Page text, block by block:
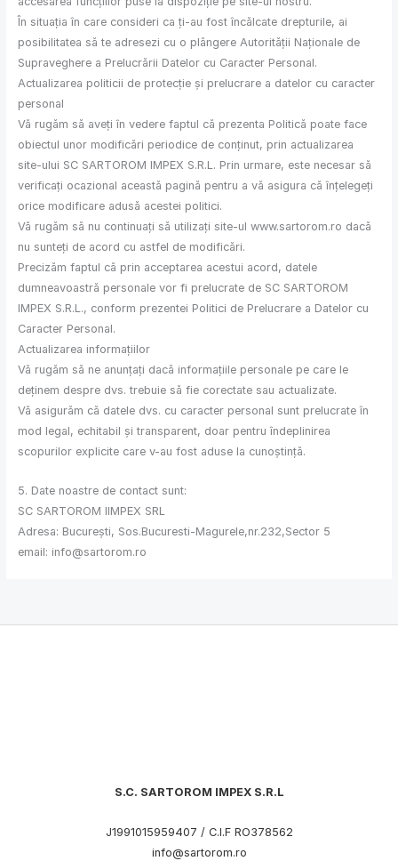
În situația în care consideri ca ți-au fost încălcate drepturile, ai
posibilitatea să te adresezi cu o plângere Autorității Naționale de
Supraveghere a Prelucrării Datelor cu Caracter Personal.
Actualizarea politicii de protecție și prelucrare a datelor cu caracter
personal
Vă rugăm să aveți în vedere faptul că prezenta Politică poate face
obiectul unor modificări periodice de conținut, prin actualizarea
site-ului SC SARTOROM IMPEX S.R.L. Prin urmare, este necesar să
verificați ocazional această pagină pentru a vă asigura că înțelegeți
orice modificare adusă acestei politici.
Vă rugăm să nu continuați să utilizați site-ul www.sartorom.ro dacă
nu sunteți de acord cu astfel de modificări.
Precizăm faptul că prin acceptarea acestui acord, datele
dumneavoastră personale vor fi prelucrate de SC SARTOROM
IMPEX S.R.L., conform prezentei Politici de Prelucrare a Datelor cu
Caracter Personal.
Actualizarea informațiilor
Vă rugăm să ne anunțați dacă informațiile personale pe care le
deținem despre dvs. trebuie să fie corectate sau actualizate.
Vă asigurăm că datele dvs. cu caracter personal sunt prelucrate în
mod legal, echitabil și transparent, doar pentru îndeplinirea
scopurilor explicite care v-au fost aduse la cunoștință.
5. Date noastre de contact sunt:
SC SARTOROM IIMPEX SRL
Adresa: București, Sos.Bucuresti-Magurele,nr.232,Sector 5
email: info@sartorom.ro
S.C. SARTOROM IMPEX S.R.L
J1991015959407 / C.I.F RO378562
info@sartorom.ro